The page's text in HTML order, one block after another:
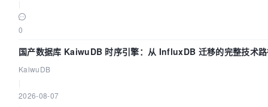
0
国产数据库 KaiwuDB 时序引擎：从 InfluxDB 迁移的完整技术
KaiwuDB
2026-08-07